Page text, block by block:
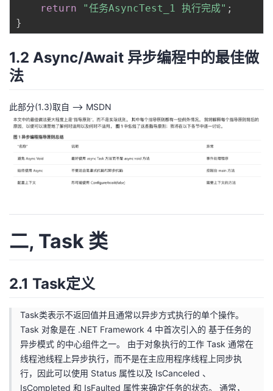
验
收
议
return
"任务AsyncTest_1 执行完成" ;
}
1.2 Async/Await 异步编程中的最佳做
法
此部分(1.3)取自 --> MSDN
二, Task 类
2.1 Task定义
Task类表示不返回值并且通常以异步方式执行的单个操作。
Task 对象是在 .NET Framework 4 中首次引入的 基于任务的
异步模式 的中心组件之一。 由于对象执行的工作 Task 通常在
线程池线程上异步执行，而不是在主应用程序线程上同步执
行，因此可以使用 Status 属性以及 IsCanceled 、
IsCompleted 和 IsFaulted 属性来确定任务的状态。 通常，